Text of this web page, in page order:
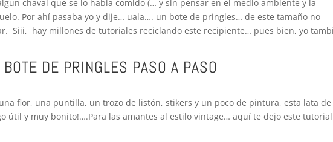
chaval que se lo habia comido (… y sin pensar en el medio ambiente y la
Por ahí pasaba yo y dije… uala…. un bote de pringles… de este tamaño no
Siii, hay millones de tutoriales reciclando este recipiente… pues bien, yo
DE PRINGLES PASO A PASO
flor, una puntilla, un trozo de listón, stikers y un poco de pintura, esta lata de
útil y muy bonito!….Para las amantes al estilo vintage… aquí te dejo este